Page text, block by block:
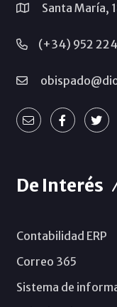
Santa María,
(+34) 952
De Interés
Contabilidad ERP
Correo 365
Sistema de